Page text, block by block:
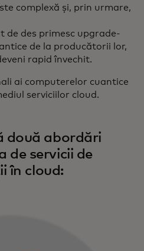
complexă și, prin urmare,
de des primesc upgrade-
de la producătorii lor,
rapid învechit.
ai computerelor cuantice
serviciilor cloud.
două abordări
de servicii de
în cloud: